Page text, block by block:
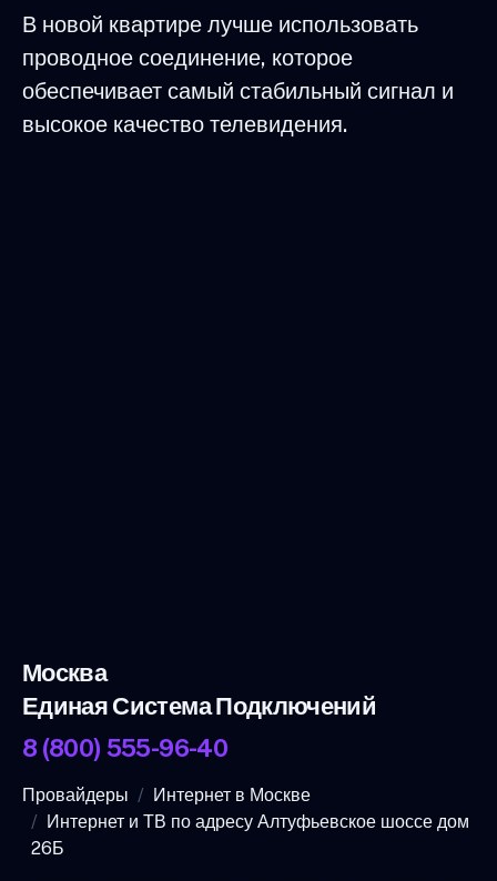
В новой квартире лучше использовать
проводное соединение, которое
обеспечивает самый стабильный сигнал и
высокое качество телевидения.
Москва
Единая Система Подключений
8 (800) 555-96-40
Провайдеры
Интернет в Москве
Интернет и ТВ по адресу Алтуфьевское шоссе дом
26Б